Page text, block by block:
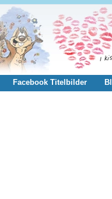
Facebook Titelbilder